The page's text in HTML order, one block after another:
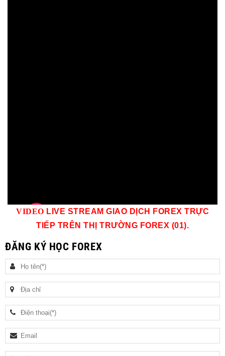
VIDEO LIVE STREAM GIAO DỊCH FOREX TRỰC
TIẾP TRÊN THỊ TRƯỜNG FOREX (01).
ĐĂNG KÝ HỌC FOREX